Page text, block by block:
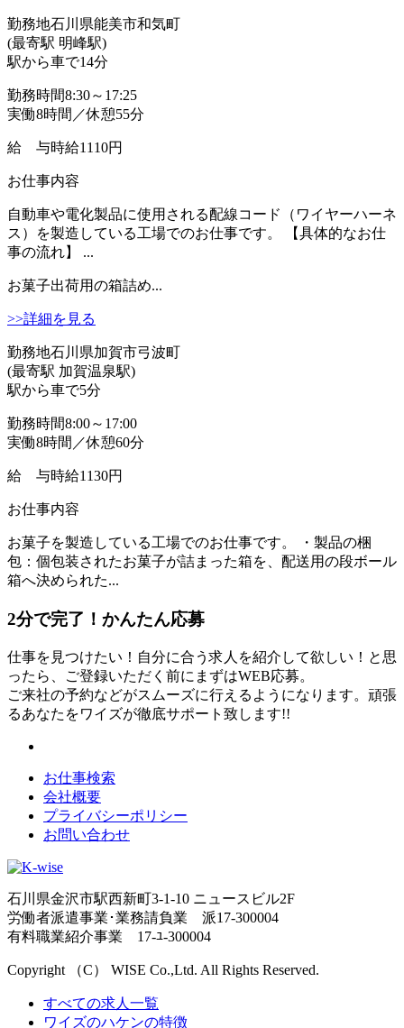
勤務地石川県能美市和気町
(最寄駅 明峰駅)
駅から車で14分
勤務時間8:30～17:25
実働8時間／休憩55分
給 与時給1110円
お仕事内容
自動車や電化製品に使用される配線コード（ワイヤーハーネ
ス）を製造している工場でのお仕事です。 【具体的なお仕
事の流れ】 ...
お菓子出荷用の箱詰め...
>>詳細を見る
勤務地石川県加賀市弓波町
(最寄駅 加賀温泉駅)
駅から車で5分
勤務時間8:00～17:00
実働8時間／休憩60分
給 与時給1130円
お仕事内容
お菓子を製造している工場でのお仕事です。 ・製品の梱
包：個包装されたお菓子が詰まった箱を、配送用の段ボール
箱へ決められた...
2分で完了！かんたん応募
仕事を見つけたい！自分に合う求人を紹介して欲しい！と思
ったら、ご登録いただく前にまずはWEB応募。
ご来社の予約などがスムーズに行えるようになります。頑張
るあなたをワイズが徹底サポート致します!!
お仕事検索
会社概要
プライバシーポリシー
お問い合わせ
石川県金沢市駅西新町3-1-10 ニュースビル2F
労働者派遣事業･業務請負業 派17-300004
有料職業紹介事業 17-ﾕ-300004
Copyright （C） WISE Co.,Ltd. All Rights Reserved.
すべての求人一覧
ワイズのハケンの特徴